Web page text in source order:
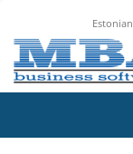
Estonian